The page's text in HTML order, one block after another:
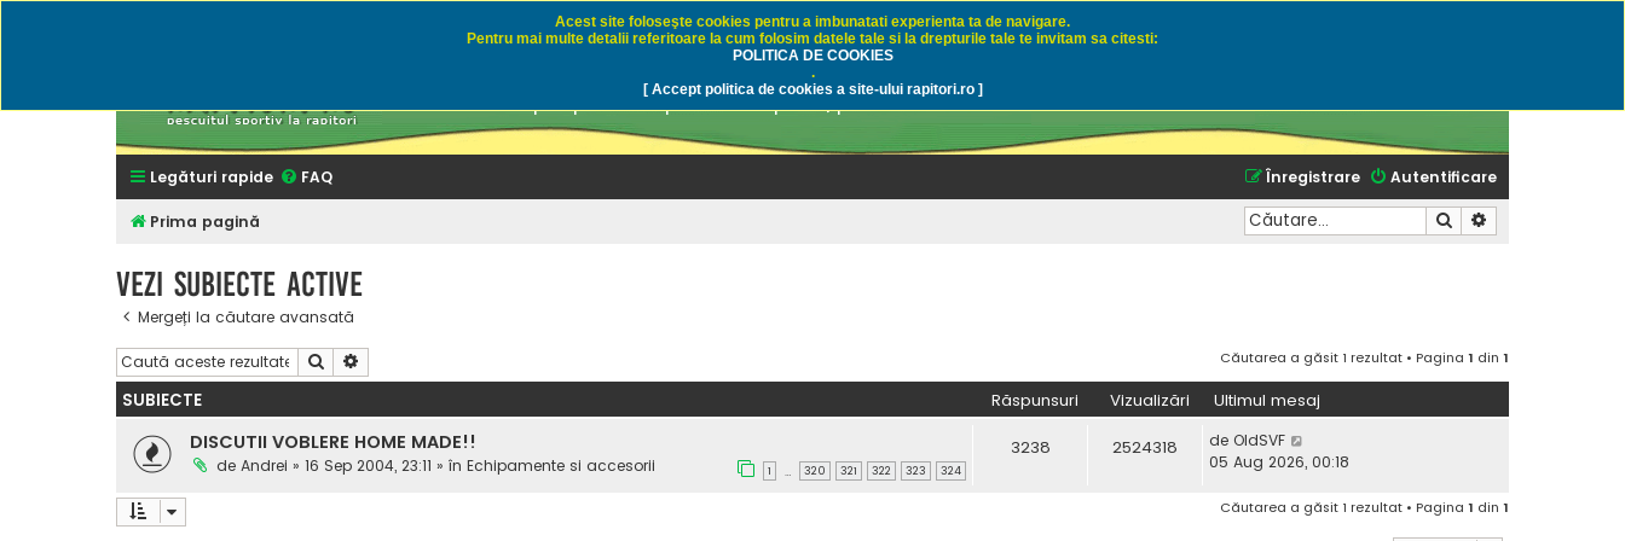
Rapitori.ro - Pescuit sportiv
Discutii despre pescuit sportiv la rapitori, pescuitul cu naluci sau momeli naturale
Legături rapide FAQ Autentificare
Înregistrare
Prima pagină Căutare
Vezi subiecte active
Mergeți la căutare avansată
Căutare Căutarea a găsit 1 rezultat • Pagina 1 din 1
SUBIECTE Răspunsuri Vizualizări Ultimul mesaj
DISCUTII VOBLERE HOME MADE!!
de Andrei » 16 Sep 2004, 23:11 » în Echipamente si accesorii 1 … 320 321 322 323 324
3238 2524318 de OldSVF
05 Aug 2026, 00:18
Căutarea a găsit 1 rezultat • Pagina 1 din 1
Acest site foloseşte cookies pentru a imbunatati experienta ta de navigare.
Pentru mai multe detalii referitoare la cum folosim datele tale si la drepturile tale te invitam sa citesti:
POLITICA DE COOKIES
.
[ Accept politica de cookies a site-ului rapitori.ro ]